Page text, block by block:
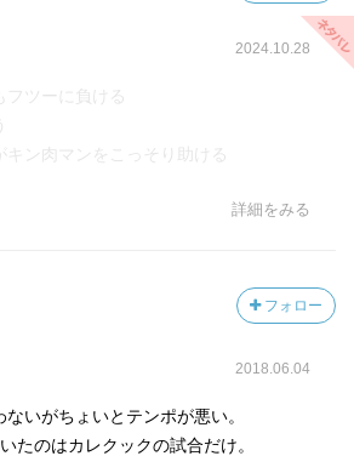
2024.10.28
フツーに負ける
キン肉マンをこっそり助ける
詳細をみる
フォロー
2018.06.04
いがちょいとテンポが悪い。
たのはカレクックの試合だけ。